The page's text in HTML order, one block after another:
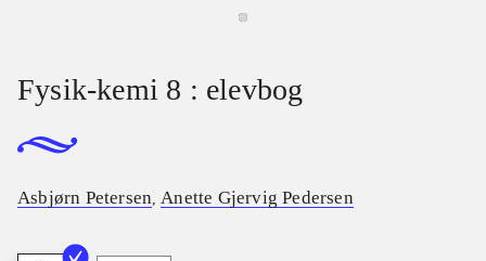
Fysik-kemi 8 : elevbog
Asbjørn Petersen,Anette Gjervig Pedersen